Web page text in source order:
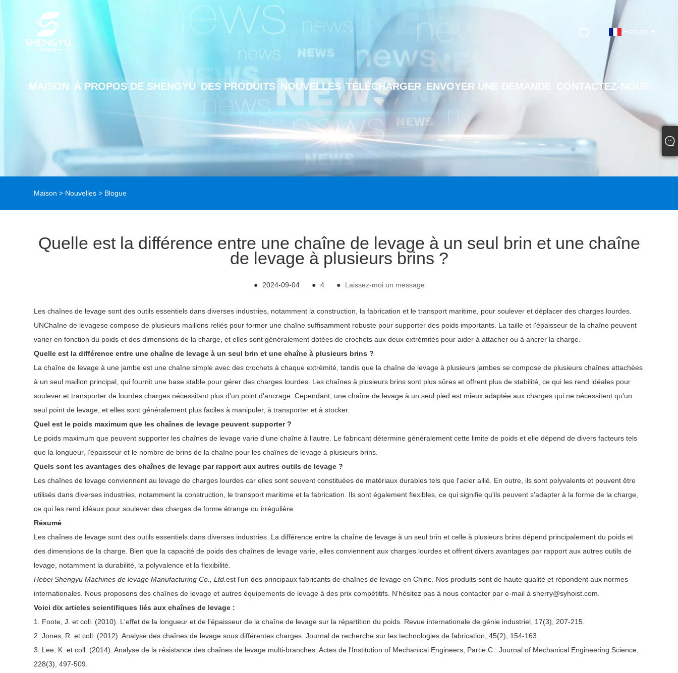
Français
MAISON À PROPOS DE SHENGYU DES PRODUITS NOUVELLES TÉLÉCHARGER ENVOYER UNE DEMANDE CONTACTEZ-NOUS
Maison > Nouvelles > Blogue
Quelle est la différence entre une chaîne de levage à un seul brin et une chaîne
de levage à plusieurs brins ?
● 2024-09-04 ● 4 ● Laissez-moi un message
Les chaînes de levage sont des outils essentiels dans diverses industries, notamment la construction, la fabrication et le transport maritime, pour soulever et déplacer des charges lourdes.
UNChaîne de levagese compose de plusieurs maillons reliés pour former une chaîne suffisamment robuste pour supporter des poids importants. La taille et l'épaisseur de la chaîne peuvent
varier en fonction du poids et des dimensions de la charge, et elles sont généralement dotées de crochets aux deux extrémités pour aider à attacher ou à ancrer la charge.
Quelle est la différence entre une chaîne de levage à un seul brin et une chaîne à plusieurs brins ?
La chaîne de levage à une jambe est une chaîne simple avec des crochets à chaque extrémité, tandis que la chaîne de levage à plusieurs jambes se compose de plusieurs chaînes attachées
à un seul maillon principal, qui fournit une base stable pour gérer des charges lourdes. Les chaînes à plusieurs brins sont plus sûres et offrent plus de stabilité, ce qui les rend idéales pour
soulever et transporter de lourdes charges nécessitant plus d'un point d'ancrage. Cependant, une chaîne de levage à un seul pied est mieux adaptée aux charges qui ne nécessitent qu'un
seul point de levage, et elles sont généralement plus faciles à manipuler, à transporter et à stocker.
Quel est le poids maximum que les chaînes de levage peuvent supporter ?
Le poids maximum que peuvent supporter les chaînes de levage varie d’une chaîne à l’autre. Le fabricant détermine généralement cette limite de poids et elle dépend de divers facteurs tels
que la longueur, l'épaisseur et le nombre de brins de la chaîne pour les chaînes de levage à plusieurs brins.
Quels sont les avantages des chaînes de levage par rapport aux autres outils de levage ?
Les chaînes de levage conviennent au levage de charges lourdes car elles sont souvent constituées de matériaux durables tels que l'acier allié. En outre, ils sont polyvalents et peuvent être
utilisés dans diverses industries, notamment la construction, le transport maritime et la fabrication. Ils sont également flexibles, ce qui signifie qu'ils peuvent s'adapter à la forme de la charge,
ce qui les rend idéaux pour soulever des charges de forme étrange ou irrégulière.
Résumé
Les chaînes de levage sont des outils essentiels dans diverses industries. La différence entre la chaîne de levage à un seul brin et celle à plusieurs brins dépend principalement du poids et
des dimensions de la charge. Bien que la capacité de poids des chaînes de levage varie, elles conviennent aux charges lourdes et offrent divers avantages par rapport aux autres outils de
levage, notamment la durabilité, la polyvalence et la flexibilité.
Hebei Shengyu Machines de levage Manufacturing Co., Ltd.est l'un des principaux fabricants de chaînes de levage en Chine. Nos produits sont de haute qualité et répondent aux normes
internationales. Nous proposons des chaînes de levage et autres équipements de levage à des prix compétitifs. N'hésitez pas à nous contacter par e-mail à sherry@syhoist.com.
Voici dix articles scientifiques liés aux chaînes de levage :
1. Foote, J. et coll. (2010). L'effet de la longueur et de l'épaisseur de la chaîne de levage sur la répartition du poids. Revue internationale de génie industriel, 17(3), 207-215.
2. Jones, R. et coll. (2012). Analyse des chaînes de levage sous différentes charges. Journal de recherche sur les technologies de fabrication, 45(2), 154-163.
3. Lee, K. et coll. (2014). Analyse de la résistance des chaînes de levage multi-branches. Actes de l'Institution of Mechanical Engineers, Partie C : Journal of Mechanical Engineering Science,
228(3), 497-509.